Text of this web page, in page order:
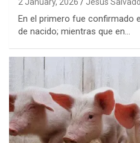
En el primero fue confirmado
de nacido; mientras que en…